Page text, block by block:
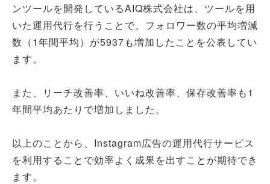
ンツールを開発しているAIQ株式会社は、ツールを用
いた運用代行を行うことで、フォロワー数の平均増減
数（1年間平均）が5937も増加したことを公表してい
ます。
また、リーチ改善率、いいね改善率、保存改善率も1
年間平均あたりで増加しました。
以上のことから、Instagram広告の運用代行サービス
を利用することで効率よく成果を出すことが期待でき
ます。